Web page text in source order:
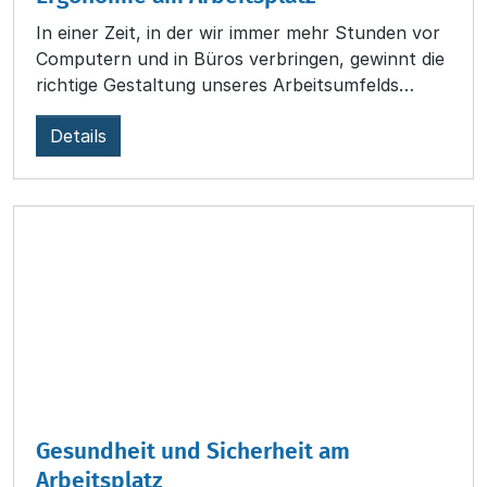
In einer Zeit, in der wir immer mehr Stunden vor
Computern und in Büros verbringen, gewinnt die
richtige Gestaltung unseres Arbeitsumfelds
zunehmend an Bedeutung. Dieser Kurs wird
Ihnen einen Einblick in die Grundlagen der
Ergonomie bieten – von der optimalen
Details
Gesundheit und Sicherheit am
Arbeitsplatz